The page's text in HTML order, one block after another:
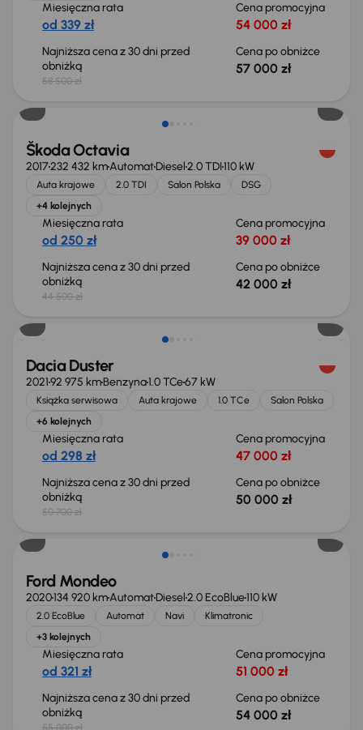
Miesięczna rata
od 339 zł
Cena promocyjna
54 000 zł
Najniższa cena z 30 dni przed
obniżką
58 500 zł
Cena po obniżce
57 000 zł
Taniej o 2 500 zł
Škoda Octavia
2017232 432 kmAutomatDiesel2.0 TDI110 kW
Auta krajowe 2.0 TDI Salon Polska
DSG
+4 kolejnych
Miesięczna rata
od 250 zł
Cena promocyjna
39 000 zł
Najniższa cena z 30 dni przed
obniżką
44 500 zł
Cena po obniżce
42 000 zł
Taniej o 700 zł
Dacia Duster
202192 975 kmBenzyna1.0 TCe67 kW
Książka serwisowa Auta krajowe 1.0 TCe
Salon Polska
+6 kolejnych
Miesięczna rata
od 298 zł
Cena promocyjna
47 000 zł
Najniższa cena z 30 dni przed
obniżką
50 700 zł
Cena po obniżce
50 000 zł
Taniej o 1 000 zł
Ford Mondeo
2020134 920 kmAutomatDiesel2.0 EcoBlue110 kW
2.0 EcoBlue Automat Navi
Klimatronic
+3 kolejnych
Miesięczna rata
od 321 zł
Cena promocyjna
51 000 zł
Najniższa cena z 30 dni przed
obniżką
55 000 zł
Cena po obniżce
54 000 zł